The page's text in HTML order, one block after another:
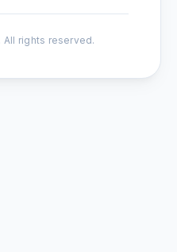
. All rights reserved.